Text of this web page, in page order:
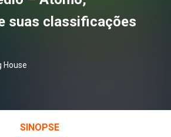
suas classificações
House
SINOPSE